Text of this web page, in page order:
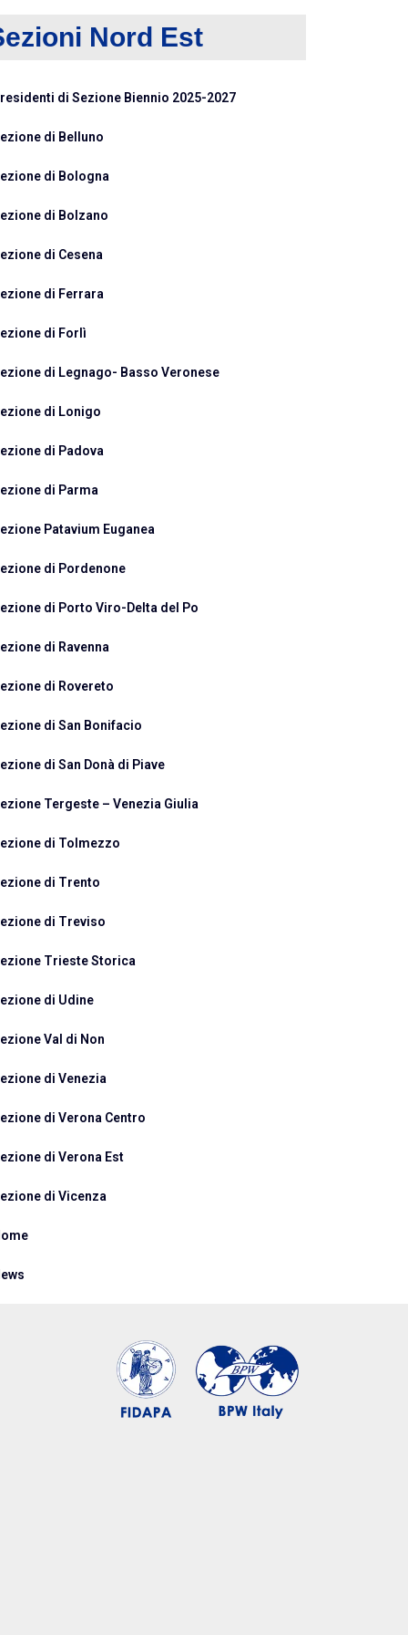
Nord Est
di Sezione Biennio 2025-2027
di Belluno
di Bologna
di Bolzano
di Cesena
di Ferrara
di Forlì
di Legnago- Basso Veronese
di Lonigo
di Padova
di Parma
Patavium Euganea
di Pordenone
di Porto Viro-Delta del Po
di Ravenna
di Rovereto
di San Bonifacio
di San Donà di Piave
Tergeste – Venezia Giulia
di Tolmezzo
di Trento
di Treviso
Trieste Storica
di Udine
Val di Non
di Venezia
di Verona Centro
di Verona Est
di Vicenza